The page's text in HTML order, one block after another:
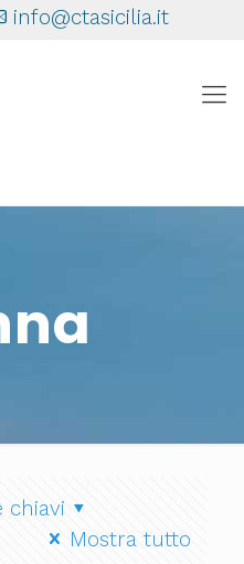
info@ctasicilia.it
chiavi
Mostra tutto